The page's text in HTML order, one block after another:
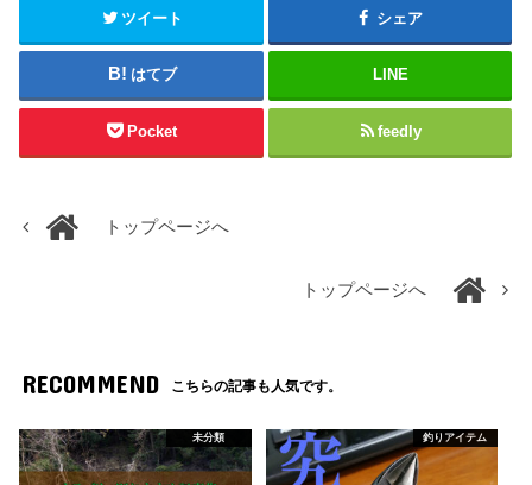
ツイート シェア
はてブ LINE
Pocket feedly
トップページへ
トップページへ
RECOMMEND こちらの記事も人気です。
未分類 釣りアイテム